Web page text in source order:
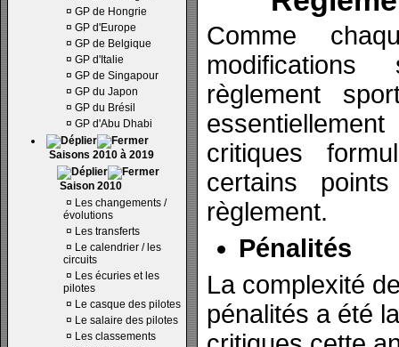
¤ GP de Hongrie
¤ GP d'Europe
¤ GP de Belgique
¤ GP d'Italie
¤ GP de Singapour
¤ GP du Japon
¤ GP du Brésil
¤ GP d'Abu Dhabi
Saisons 2010 à 2019
Saison 2010
¤ Les changements /
évolutions
¤ Les transferts
¤ Le calendrier / les
circuits
¤ Les écuries et les
pilotes
¤ Le casque des pilotes
¤ Le salaire des pilotes
¤ Les classements
Comme
règlement
critiques
certains
règlement.
Pénalités
La complexité
pénalités a été